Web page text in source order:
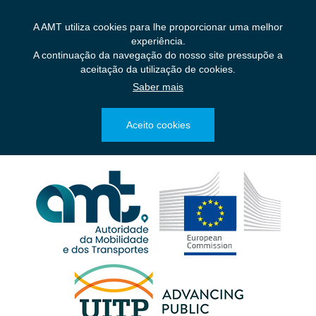
A AMT utiliza cookies para lhe proporcionar uma melhor
experiência.
A continuação da navegação do nosso site pressupõe a
aceitação da utilização de cookies.
Saber mais
Aceito cookies